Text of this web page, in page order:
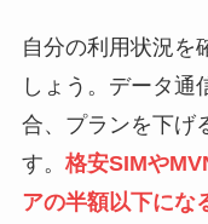
自分の利用状況を
しょう。データ通
合、プランを下げ
す。 格安SIMや
アの半額以下にな